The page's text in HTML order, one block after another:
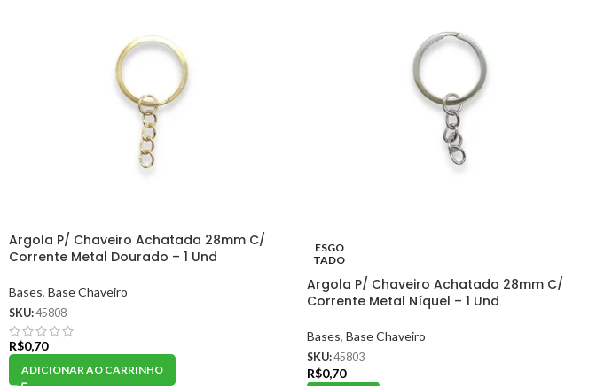
Argola P/ Chaveiro Achatada 28mm C/
Corrente Metal Dourado – 1 Und
Bases, Base Chaveiro
SKU:45808
R$0,70
ADICIONAR AO CARRINHO
ESGO
TADO
Argola P/ Chaveiro Achatada 28mm C/
Corrente Metal Níquel – 1 Und
Bases, Base Chaveiro
SKU:45803
R$0,70